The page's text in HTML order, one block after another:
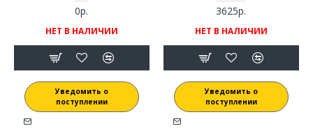
0р.
НЕТ В НАЛИЧИИ
Уведомить о
поступлении
3625р.
НЕТ В НАЛИЧИИ
Уведомить о
поступлении